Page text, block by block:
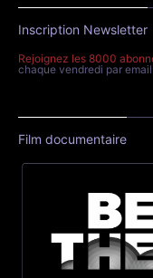
Inscription Newsletter
Rejoignez les 8000
chaque vendredi par
Film documentaire